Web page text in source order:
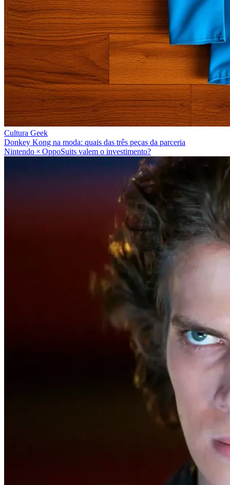
Cultura Geek
Donkey Kong na moda: quais das três peças da parceria
Nintendo × OppoSuits valem o investimento?